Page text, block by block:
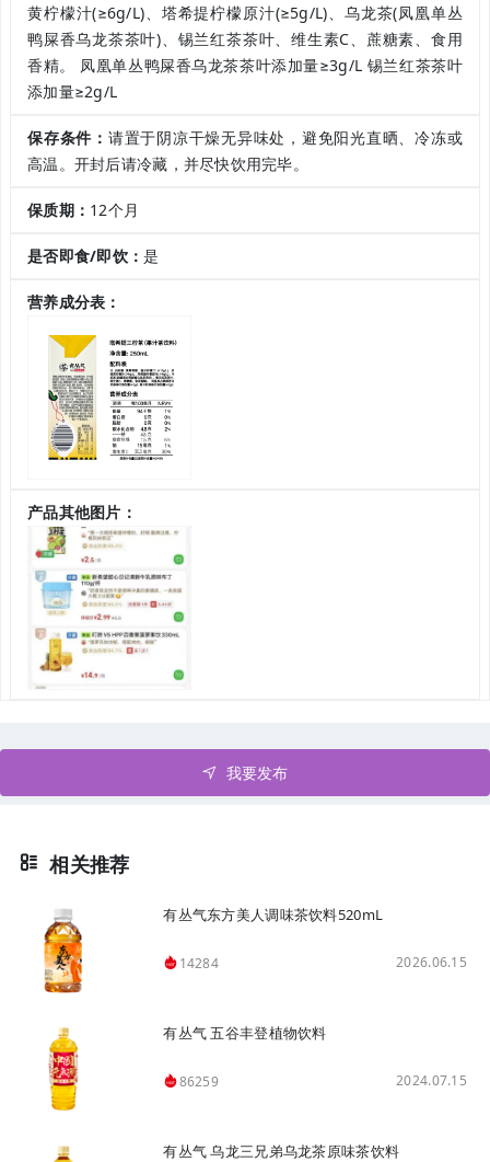
黄柠檬汁(≥6g/L)、塔希提柠檬原汁(≥5g/L)、乌龙茶(凤凰单丛
鸭屎香乌龙茶茶叶)、锡兰红茶茶叶、维生素C、蔗糖素、食用
香精。 凤凰单丛鸭屎香乌龙茶茶叶添加量≥3g/L 锡兰红茶茶叶
添加量≥2g/L
保存条件： 请置于阴凉干燥无异味处，避免阳光直晒、冷冻或
高温。开封后请冷藏，并尽快饮用完毕。
保质期： 12个月
是否即食/即饮：是
营养成分表：
产品其他图片：
我要发布
相关推荐
有丛气东方美人调味茶饮料520mL
14284 2026.06.15
有丛气 五谷丰登植物饮料
86259 2024.07.15
有丛气 乌龙三兄弟乌龙茶原味茶饮料